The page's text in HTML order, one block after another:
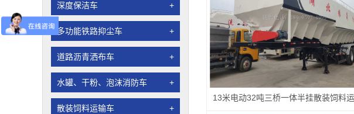
深度保洁车 +
多功能铁路抑尘车 +
道路沥青洒布车 +
水罐、干粉、泡沫消防车 +
散装饲料运输车 +